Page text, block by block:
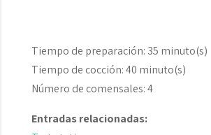
Tiempo de preparación: 35 minuto(s)
Tiempo de cocción:40 minuto(s)
Número de comensales:4
Entradas relacionadas: